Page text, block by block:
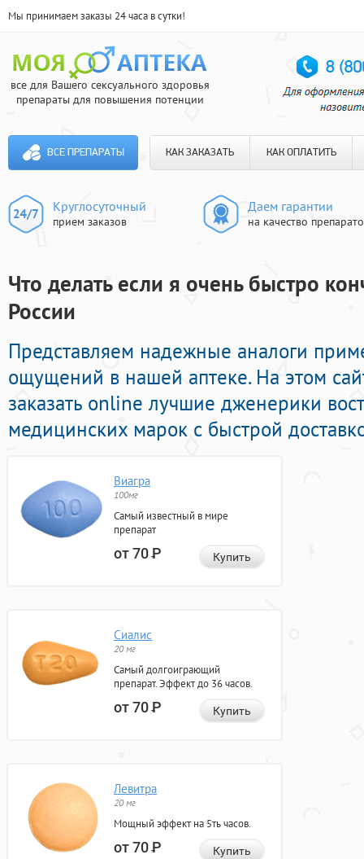
Мы принимаем заказы 24 часа в сутки!
все для Вашего сексуального здоровья
препараты для повышения потенции
ВСЕ ПРЕПАРАТЫ КАК ЗАКАЗАТЬ КАК ОПЛАТИТЬ
Круглосуточный
прием заказов
Даем гарантии
на качество
Что делать если я очень быстро
России
Представляем надежные аналоги
ощущений в нашей аптеке. На этом
заказать online лучшие дженерики
медицинских марок с быстрой
Виагра
100мг
Самый известный в мире
препарат
от 70Р Купить
Сиалис
20 мг
Самый долгоиграющий
препарат. Эффект до 36 часов.
от 70Р Купить
Левитра
20 мг
Мощный эффект на 5ть часов.
от 70Р Купить